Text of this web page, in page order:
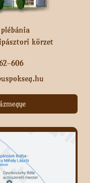
körzet
606